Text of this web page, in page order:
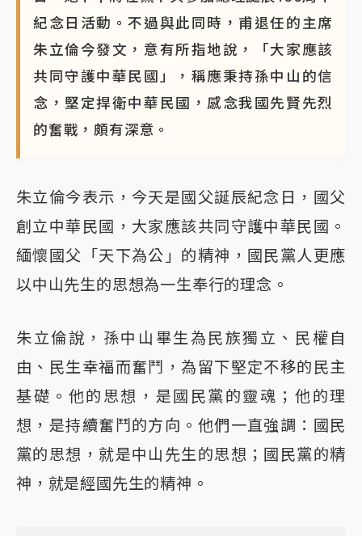
紀念日活動。不過與此同時，甫退任的主席
朱立倫今發文，意有所指地說，「大家應該
共同守護中華民國」，稱應秉持孫中山的信
念，堅定捍衛中華民國，感念我國先賢先烈
的奮戰，頗有深意。
朱立倫今表示，今天是國父誕辰紀念日，國父
創立中華民國，大家應該共同守護中華民國。
緬懷國父「天下為公」的精神，國民黨人更應
以中山先生的思想為一生奉行的理念。
朱立倫說，孫中山畢生為民族獨立、民權自
由、民生幸福而奮鬥，為留下堅定不移的民主
基礎。他的思想，是國民黨的靈魂；他的理
想，是持續奮鬥的方向。他們一直強調：國民
黨的思想，就是中山先生的思想；國民黨的精
神，就是經國先生的精神。